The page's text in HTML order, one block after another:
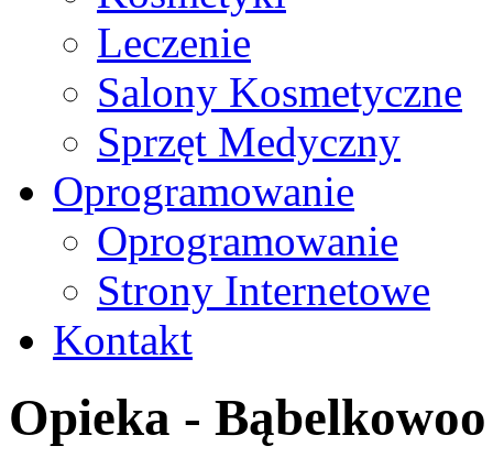
Leczenie
Salony Kosmetyczne
Sprzęt Medyczny
Oprogramowanie
Oprogramowanie
Strony Internetowe
Kontakt
Opieka - Bąbelkowoo